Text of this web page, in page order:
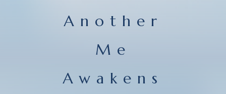
Another
Me
Awakens